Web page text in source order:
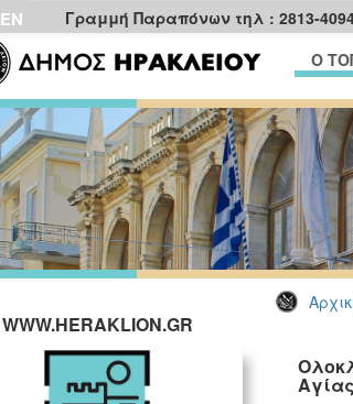
EN Γραμμή Παραπόνων τηλ : 2813-
Ο
WWW.HERAKLION.GR